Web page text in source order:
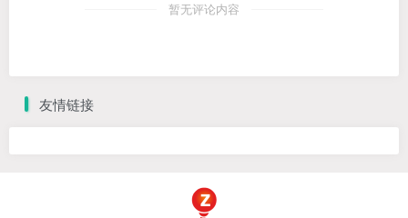
暂无评论内容
友情链接